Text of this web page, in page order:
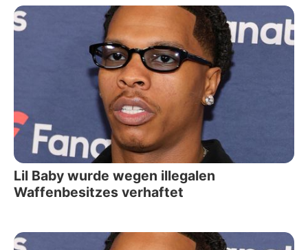
Lil Baby wurde wegen illegalen
Waffenbesitzes verhaftet